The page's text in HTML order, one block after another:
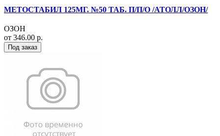
МЕТОСТАБИЛ 125МГ. №50 ТАБ. П/П/О /АТОЛЛ/ОЗОН/
ОЗОН
от 346.00 р.
Под заказ